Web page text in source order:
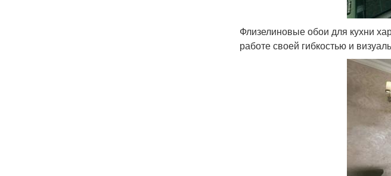
Флизелиновые обои для кухни
работе своей гибкостью и